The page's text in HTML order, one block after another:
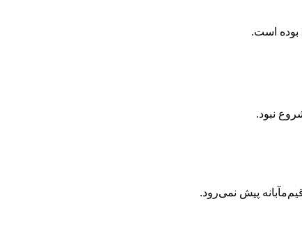
بوده است.
نبود.
پیش نمی‌رود.